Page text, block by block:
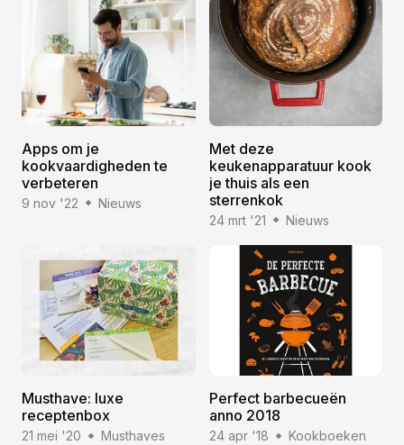
Apps om je
kookvaardigheden te
verbeteren
9 nov '22 Nieuws
Met deze
keukenapparatuur kook
je thuis als een
sterrenkok
24 mrt '21 Nieuws
Musthave: luxe
receptenbox
21 mei '20 Musthaves
Perfect barbecueën
anno 2018
24 apr '18 Kookboeken